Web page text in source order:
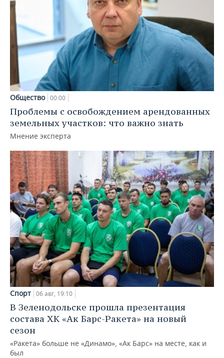
Общество 00:00
Проблемы с освобождением арендованных
земельных участков: что важно знать
Мнение эксперта
Спорт 06 авг, 19:10
В Зеленодольске прошла презентация
состава ХК «Ак Барс-Ракета» на новый
сезон
«Ракета» больше не «Динамо», «Ак Барс» на месте, как и
был